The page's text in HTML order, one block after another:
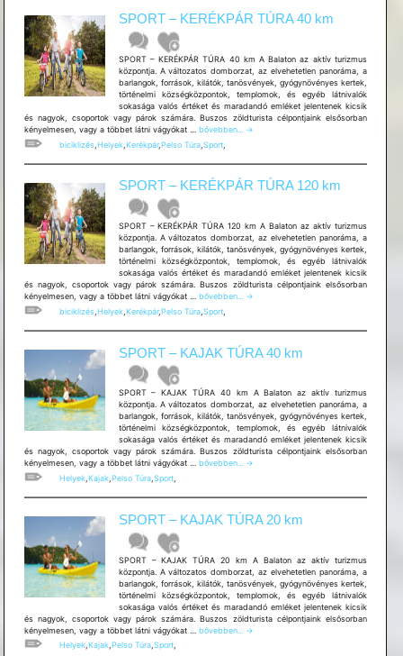
km
SPORT – KERÉKPÁR TÚRA 40 km
SPORT – KERÉKPÁR TÚRA 40 km A Balaton az aktív turizmus
központja. A változatos domborzat, az elvehetetlen panoráma, a
barlangok, források, kilátók, tanösvények, gyógynövényes kertek,
történelmi községközpontok, templomok, és egyéb látnivalók
sokasága valós értéket és maradandó emléket jelentenek kicsik
és nagyok, csoportok vagy párok számára. Buszos zöldturista célpontjaink elsősorban
kényelmesen, vagy a többet látni vágyókat … SPORT
KERÉKPÁR
TÚRA
km
bővebben...
→
biciklizés, Helyek, Kerékpár,Pelso Túra, Sport,
SPORT – KERÉKPÁR TÚRA 120 km
SPORT – KERÉKPÁR TÚRA 120 km A Balaton az aktív turizmus
központja. A változatos domborzat, az elvehetetlen panoráma, a
barlangok, források, kilátók, tanösvények, gyógynövényes kertek,
történelmi községközpontok, templomok, és egyéb látnivalók
sokasága valós értéket és maradandó emléket jelentenek kicsik
és nagyok, csoportok vagy párok számára. Buszos zöldturista célpontjaink elsősorban
kényelmesen, vagy a többet látni vágyókat … SPORT
KERÉKPÁR
TÚRA
km
bővebben...
→
biciklizés, Helyek, Kerékpár,Pelso Túra, Sport,
SPORT – KAJAK TÚRA 40 km
SPORT – KAJAK TÚRA 40 km A Balaton az aktív turizmus
központja. A változatos domborzat, az elvehetetlen panoráma, a
barlangok, források, kilátók, tanösvények, gyógynövényes kertek,
történelmi községközpontok, templomok, és egyéb látnivalók
sokasága valós értéket és maradandó emléket jelentenek kicsik
és nagyok, csoportok vagy párok számára. Buszos zöldturista célpontjaink elsősorban
kényelmesen, vagy a többet látni vágyókat … SPORT
TÚRA
km
bővebben... →
Helyek, Kajak, Pelso Túra, Sport,
SPORT – KAJAK TÚRA 20 km
SPORT – KAJAK TÚRA 20 km A Balaton az aktív turizmus
központja. A változatos domborzat, az elvehetetlen panoráma, a
barlangok, források, kilátók, tanösvények, gyógynövényes kertek,
történelmi községközpontok, templomok, és egyéb látnivalók
sokasága valós értéket és maradandó emléket jelentenek kicsik
és nagyok, csoportok vagy párok számára. Buszos zöldturista célpontjaink elsősorban
kényelmesen, vagy a többet látni vágyókat … SPORT
bővebben...
→
Helyek,Kajak,Pelso Túra,Sport,